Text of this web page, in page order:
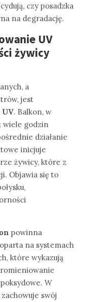
czy posadzka
na degradację.
UV
żywicy
a
jest
. Balkon, w
wiele godzin
działanie
inicjuje
żywicy, które z
Objawia się to
powinna
na systemach
które wykazują
W
swój